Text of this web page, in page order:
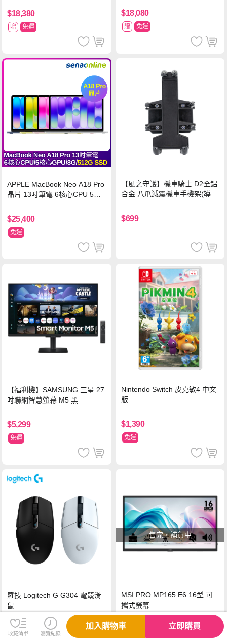
器
$18,380
贈 免運
球 狂熱 中文版
$18,080
贈 免運
APPLE MacBook Neo A18 Pro
晶片 13吋筆電 6核心CPU 5核
$25,400
免運
【風之守護】機車騎士 D2全鋁
合金 八爪減震機車手機架(導航
族)
$699
【福利機】SAMSUNG 三星 27
吋聯網智慧螢幕 M5 黑
$5,299
免運
Nintendo Switch 皮克敏4 中文
版
$1,390
免運
羅技 Logitech G G304 電競滑
鼠
$990
售完，補貨中
MSI PRO MP165 E6 16型 可
攜式螢幕
$2,988
收藏清單 瀏覽紀錄
加入購物車 立即購買